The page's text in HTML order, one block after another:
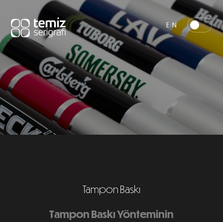
EN
Tampon Baskı
Tampon Baskı Yönteminin